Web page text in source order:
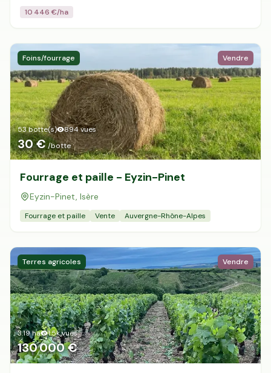
10 446€/ha
Foins/fourrage Vendre
53 botte(s) 894vues
30 €/botte
Fourrage et paille - Eyzin-Pinet
Eyzin-Pinet, Isère
Fourrage et paille Vente Auvergne-Rhône-Alpes
Terres agricoles Vendre
3.19ha 1.5kvues
130 000 €